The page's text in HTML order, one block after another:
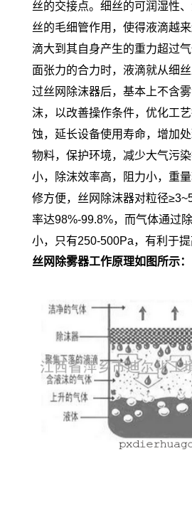
丝的交接点。细丝的可润湿性
丝的毛细管作用，使得液滴越
滴大到其自身产生的重力超过
面张力的合力时，液滴就从细
过丝网除沫器后，基本上不含
沫，以改善操作条件，优化工
蚀，延长设备使用寿命，增加
物料，保护环境，减少大气污
小，除沫效率高，阻力小，重
修方便，丝网除沫器对粒径
率达98%-99.8%，而气体通过
小，只有250-500Pa，有利于
丝网除雾器工作原理如图所示：